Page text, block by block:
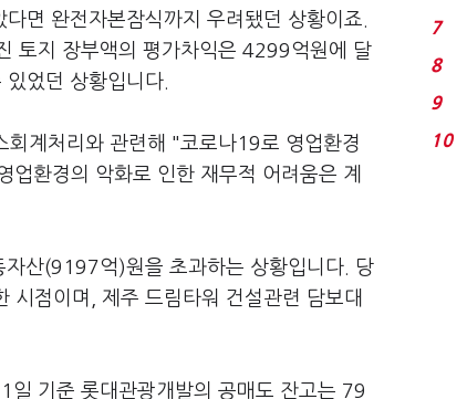
면 완전자본잠식까지 우려됐던 상황이죠.
토지 장부액의 평가차익은 4299억원에 달
었던 상황입니다.
회계처리와 관련해 "코로나19로 영업환경
환경의 악화로 인한 재무적 어려움은 계
산(9197억)원을 초과하는 상황입니다. 당
점이며, 제주 드림타워 건설관련 담보대
일 기준 롯대관광개발의 공매도 잔고는 79
7
8
9
10